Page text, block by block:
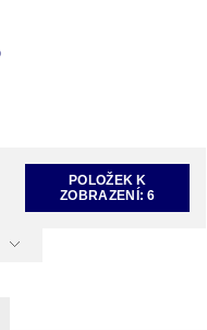
POLOŽEK K
ZOBRAZENÍ:6